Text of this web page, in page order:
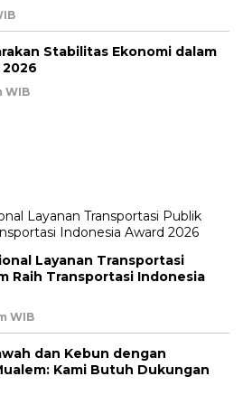
Stabilitas Ekonomi dalam
WIB
Layanan Transportasi
Raih Transportasi Indonesia
WIB
dan Kebun dengan
Kami Butuh Dukungan